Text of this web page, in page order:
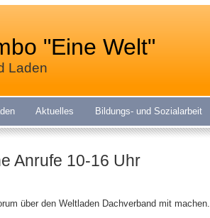
"Eine Welt"
Laden
Aktuelles Bildungs- und Sozialarbeit
Anrufe 10-16 Uhr
über den Weltladen Dachverband mit machen.